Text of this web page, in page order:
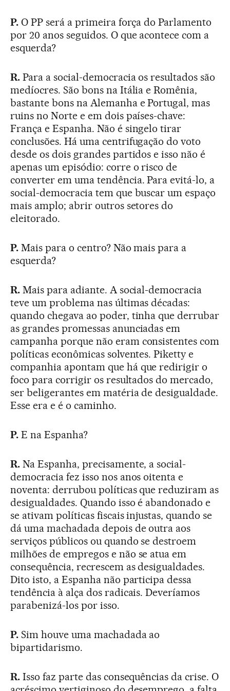
P.O PP será a primeira força do Parlamento
por 20 anos seguidos. O que acontece com a
esquerda?
R.Para a social-democracia os resultados são
medíocres. São bons na Itália e Romênia,
bastante bons na Alemanha e Portugal, mas
ruins no Norte e em dois países-chave:
França e Espanha. Não é singelo tirar
conclusões. Há uma centrifugação do voto
desde os dois grandes partidos e isso não é
apenas um episódio: corre o risco de
converter em uma tendência. Para evitá-lo, a
social-democracia tem que buscar um espaço
mais amplo; abrir outros setores do
eleitorado.
P.Mais para o centro? Não mais para a
esquerda?
R.Mais para adiante. A social-democracia
teve um problema nas últimas décadas:
quando chegava ao poder, tinha que derrubar
as grandes promessas anunciadas em
campanha porque não eram consistentes com
políticas econômicas solventes. Piketty e
companhia apontam que há que redirigir o
foco para corrigir os resultados do mercado,
ser beligerantes em matéria de desigualdade.
Esse era e é o caminho.
P.E na Espanha?
R.Na Espanha, precisamente, a social-
democracia fez isso nos anos oitenta e
noventa: derrubou políticas que reduziram as
desigualdades. Quando isso é abandonado e
se ativam políticas fiscais injustas, quando se
dá uma machadada depois de outra aos
serviços públicos ou quando se destroem
milhões de empregos e não se atua em
consequência, recrescem as desigualdades.
Dito isto, a Espanha não participa dessa
tendência à alça dos radicais. Deveríamos
parabenizá-los por isso.
P.Sim houve uma machadada ao
bipartidarismo.
R.Isso faz parte das consequências da crise. O